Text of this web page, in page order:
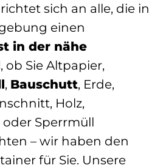
sich an alle, die in
einen
in der nähe
ob Sie Altpapier,
, Bauschutt, Erde,
Holz,
Sperrmüll
– wir haben den
für Sie. Unsere